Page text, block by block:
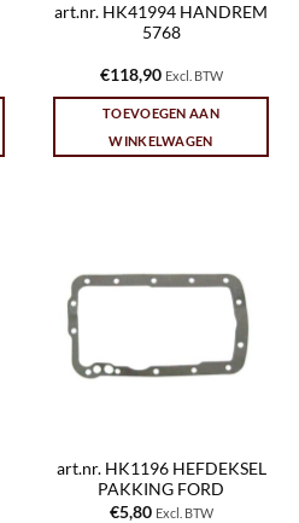
art.nr. HK41994 HANDREM
5768
€118,90 Excl. BTW
TOEVOEGEN AAN
WINKELWAGEN
art.nr. HK1196 HEFDEKSEL
PAKKING FORD
€5,80 Excl. BTW